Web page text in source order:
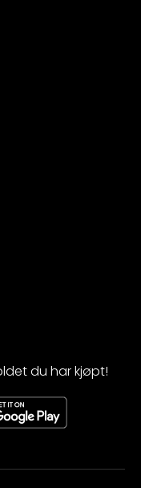
du har kjøpt!